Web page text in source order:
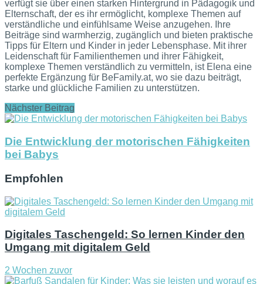
verfügt sie über einen starken Hintergrund in Pädagogik und
Elternschaft, der es ihr ermöglicht, komplexe Themen auf
verständliche und einfühlsame Weise anzugehen. Ihre
Beiträge sind warmherzig, zugänglich und bieten praktische
Tipps für Eltern und Kinder in jeder Lebensphase. Mit ihrer
Leidenschaft für Familienthemen und ihrer Fähigkeit,
komplexe Themen verständlich zu vermitteln, ist Elena eine
perfekte Ergänzung für BeFamily.at, wo sie dazu beiträgt,
starke und glückliche Familien zu unterstützen.
Nächster Beitrag
Die Entwicklung der motorischen Fähigkeiten
bei Babys
Empfohlen
Digitales Taschengeld: So lernen Kinder den
Umgang mit digitalem Geld
2 Wochen zuvor